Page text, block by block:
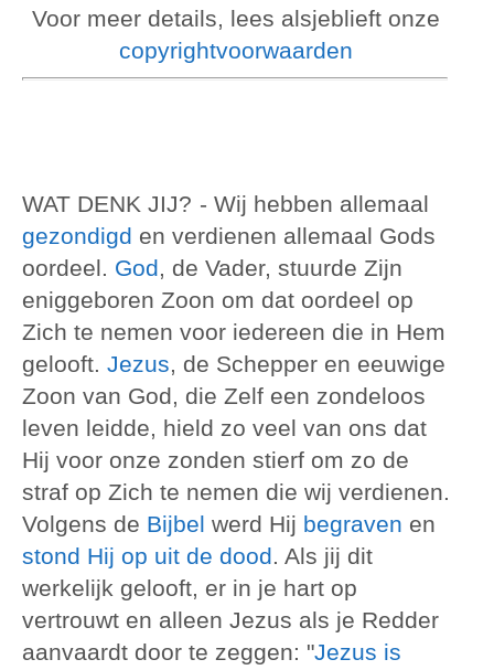
Voor meer details, lees alsjeblieft onze
copyrightvoorwaarden
WAT DENK JIJ? - Wij hebben allemaal
gezondigd en verdienen allemaal Gods
oordeel. God, de Vader, stuurde Zijn
eniggeboren Zoon om dat oordeel op
Zich te nemen voor iedereen die in Hem
gelooft. Jezus, de Schepper en eeuwige
Zoon van God, die Zelf een zondeloos
leven leidde, hield zo veel van ons dat
Hij voor onze zonden stierf om zo de
straf op Zich te nemen die wij verdienen.
Volgens de Bijbel werd Hij begraven en
stond Hij op uit de dood. Als jij dit
werkelijk gelooft, er in je hart op
vertrouwt en alleen Jezus als je Redder
aanvaardt door te zeggen: "Jezus is